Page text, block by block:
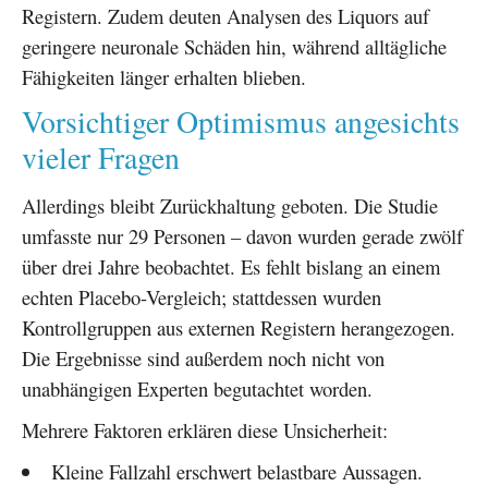
Registern. Zudem deuten Analysen des Liquors auf
geringere neuronale Schäden hin, während alltägliche
Fähigkeiten länger erhalten blieben.
Vorsichtiger Optimismus angesichts
vieler Fragen
Allerdings bleibt Zurückhaltung geboten. Die Studie
umfasste nur 29 Personen – davon wurden gerade zwölf
über drei Jahre beobachtet. Es fehlt bislang an einem
echten Placebo-Vergleich; stattdessen wurden
Kontrollgruppen aus externen Registern herangezogen.
Die Ergebnisse sind außerdem noch nicht von
unabhängigen Experten begutachtet worden.
Mehrere Faktoren erklären diese Unsicherheit:
Kleine Fallzahl erschwert belastbare Aussagen.